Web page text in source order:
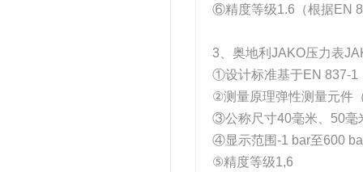
⑥精度等级1.6（根据EN
3、奥地利JAKO压力表
①设计标准基于EN 837-1
②测量原理弹性测量元件
③公称尺寸40毫米、50毫
④显示范围-1 bar至600
⑤精度等级1,6